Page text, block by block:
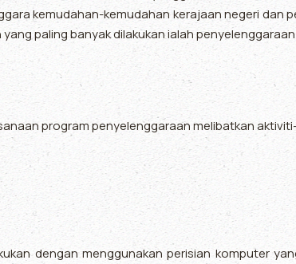
kemudahan-kemudahan kerajaan negeri dan
paling banyak dilakukan ialah
program penyelenggaraan melibatkan
dengan menggunakan perisian komputer